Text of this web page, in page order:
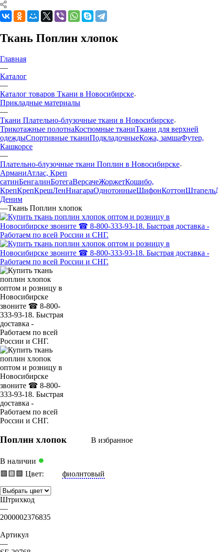
Ткань Поплин хлопок
Главная
—
Каталог
—
Каталог товаров Ткани в Новосибирске
Прикладные материалы
—
Ткани Плательно-блузочные ткани в Новосибирске
Трикотажные полотнаКостюмные тканиТкани для верхней
одеждыСпортивные тканиПодкладочныеКожа, замшаФутер,
Кашкорсе
—
Плательно-блузочные ткани Поплин в Новосибирске
АрманиАтлас, Креп
сатинБенгалинБотегаВерсачеЖоржетКошибо,
КрепКрепКрешЛенНиагараОднотонныеШифонКоттонШтапель
Деним
—Ткань Поплин хлопок
Поплин хлопок В избранное
В наличии ●
🟥 🟨 🟩 Цвет: фиолнтовый
Штрихкод
—
2000002376835
Артикул
—